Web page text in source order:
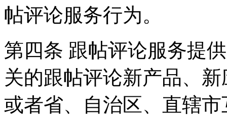
帖评论服务行为。
第四条 跟帖评论服务提
关的跟帖评论新产品、
或者省、自治区、直辖